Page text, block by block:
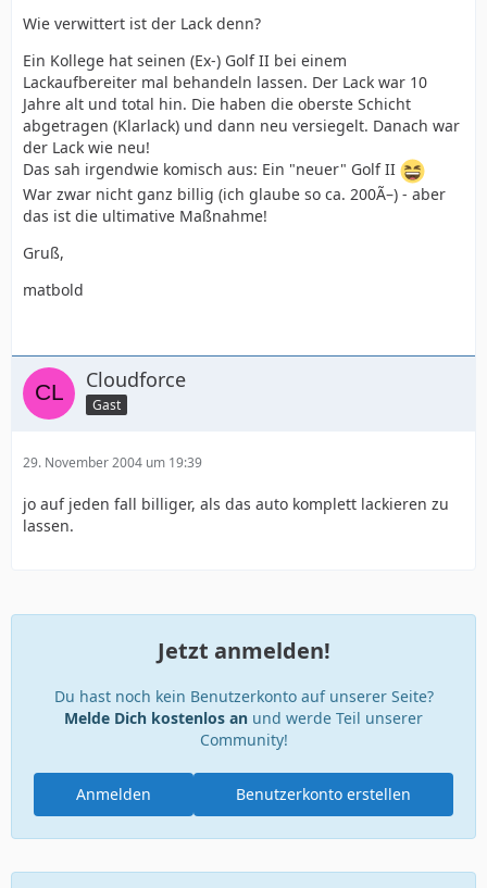
Wie verwittert ist der Lack denn?
Ein Kollege hat seinen (Ex-) Golf II bei einem
Lackaufbereiter mal behandeln lassen. Der Lack war 10
Jahre alt und total hin. Die haben die oberste Schicht
abgetragen (Klarlack) und dann neu versiegelt. Danach war
der Lack wie neu!
Das sah irgendwie komisch aus: Ein "neuer" Golf II
War zwar nicht ganz billig (ich glaube so ca. 200Ã–) - aber
das ist die ultimative Maßnahme!
Gruß,
matbold
Cloudforce
Gast
29. November 2004 um 19:39
jo auf jeden fall billiger, als das auto komplett lackieren zu
lassen.
Jetzt anmelden!
Du hast noch kein Benutzerkonto auf unserer Seite?
Melde Dich kostenlos an und werde Teil unserer
Community!
Benutzerkonto erstellen
Anmelden